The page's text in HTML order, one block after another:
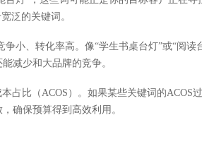
泛的关键词。
小、转化率高。像“学生书桌台灯”或“阅读
减少和大品牌的竞争。
占比（ACOS）。如果某些关键词的ACOS
确保预算得到高效利用。